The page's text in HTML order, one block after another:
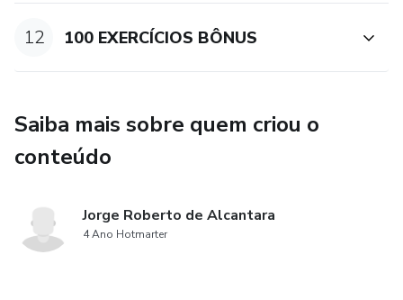
12 100 EXERCÍCIOS BÔNUS
Saiba mais sobre quem criou o
conteúdo
Jorge Roberto de Alcantara
4 Ano Hotmarter